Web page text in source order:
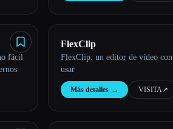
fácil
FlexClip
FlexClip: un editor de vídeo
usar
Más detalles → VISITA↗︎